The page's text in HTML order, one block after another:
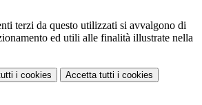
terzi da questo utilizzati si avvalgono di
ed utili alle finalità illustrate nella
i cookies Accetta tutti i cookies